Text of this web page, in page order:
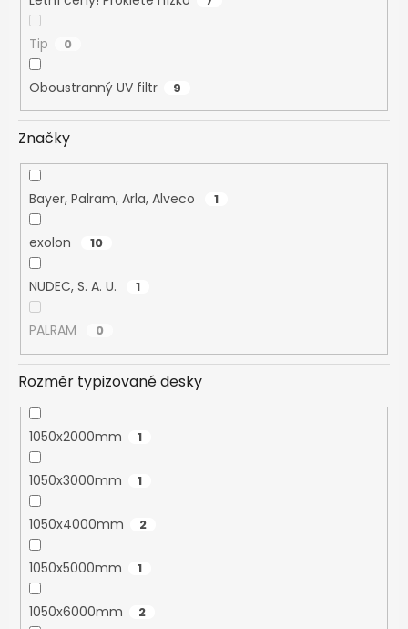
Tip 0
Oboustranný UV filtr 9
Značky
Bayer, Palram, Arla, Alveco 1
exolon 10
NUDEC, S. A. U. 1
PALRAM 0
Rozměr typizované desky
1050x2000mm 1
1050x3000mm 1
1050x4000mm 2
1050x5000mm 1
1050x6000mm 2